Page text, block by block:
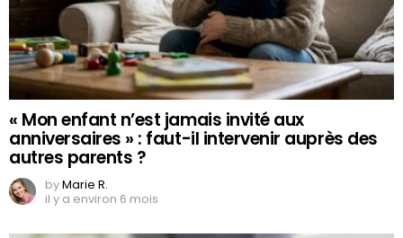
« Mon enfant n’est jamais invité aux
anniversaires » : faut-il intervenir auprès des
autres parents ?
byMarie R.
il y a environ 6 mois